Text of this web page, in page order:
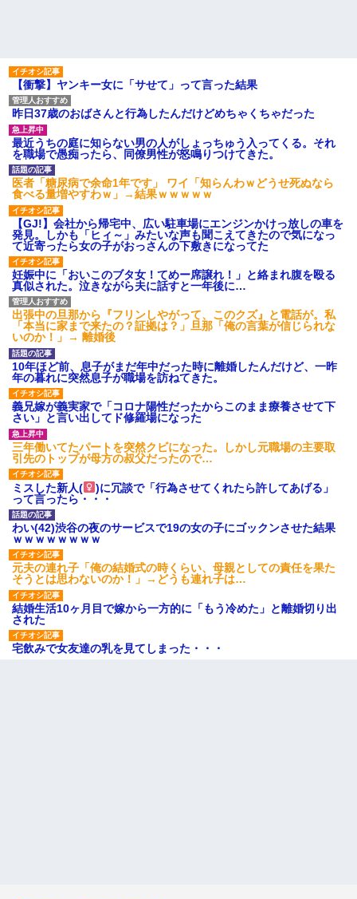
【衝撃】ヤンキー女に「サせて」って言った結果
昨日37歳のおばさんと行為したんだけどめちゃくちゃだった
最近うちの庭に知らない男の人がしょっちゅう入ってくる。それ
を職場で愚痴ったら、同僚男性が怒鳴りつけてきた。
医者「糖尿病で余命1年です」 ワイ「知らんわｗどうせ死ぬなら
食べる量増やすわｗ」→結果ｗｗｗｗｗ
【GJ!】会社から帰宅中、広い駐車場にエンジンかけっ放しの車を
発見。しかも「ヒィ～」みたいな声も聞こえてきたので気になっ
て近寄ったら女の子がおっさんの下敷きになってた
妊娠中に「おいこのブタ女！てめー席譲れ！」と絡まれ腹を殴る
真似された。泣きながら夫に話すと一年後に…
出張中の旦那から『フリンしやがって、このクズ』と電話が。私
「本当に家まで来たの？証拠は？」旦那「俺の言葉が信じられな
いのか！」→ 離婚後
10年ほど前、息子がまだ年中だった時に離婚したんだけど、一昨
年の暮れに突然息子が職場を訪ねてきた。
義兄嫁が義実家で「コロナ陽性だったからこのまま療養させて下
さい」と言い出してド修羅場になった
三年働いてたパートを突然クビになった。しかし元職場の主要取
引先のトップが母方の叔父だったので…
ミスした新人(
)に冗談で「行為させてくれたら許してあげる」
って言ったら・・・
わい(42)渋谷の夜のサービスで19の女の子にゴックンさせた結果
ｗｗｗｗｗｗｗｗ
元夫の連れ子「俺の結婚式の時くらい、母親としての責任を果た
そうとは思わないのか！」→どうも連れ子は…
結婚生活10ヶ月目で嫁から一方的に「もう冷めた」と離婚切り出
された
宅飲みで女友達の乳を見てしまった・・・